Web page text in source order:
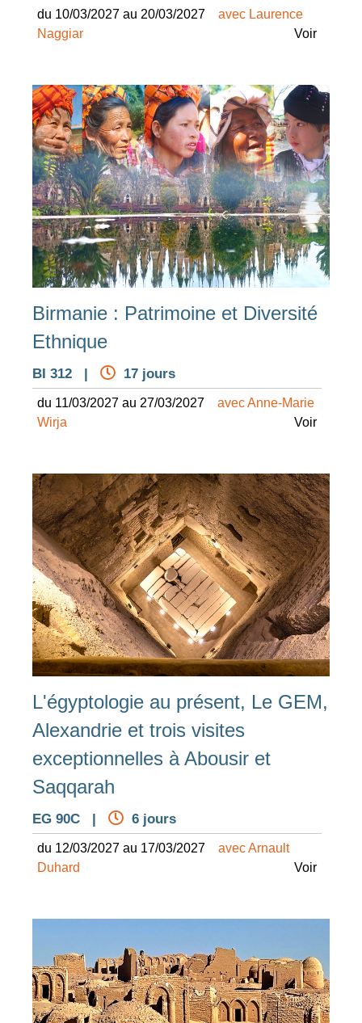
du 10/03/2027 au 20/03/2027
avec Laurence
Naggiar
Voir
Birmanie : Patrimoine et Diversité
Ethnique
BI 312 | 17 jours
du 11/03/2027 au 27/03/2027
avec Anne-Marie
Wirja
Voir
L'égyptologie au présent, Le GEM,
Alexandrie et trois visites
exceptionnelles à Abousir et
Saqqarah
EG 90C | 6 jours
du 12/03/2027 au 17/03/2027
avec Arnault
Duhard
Voir